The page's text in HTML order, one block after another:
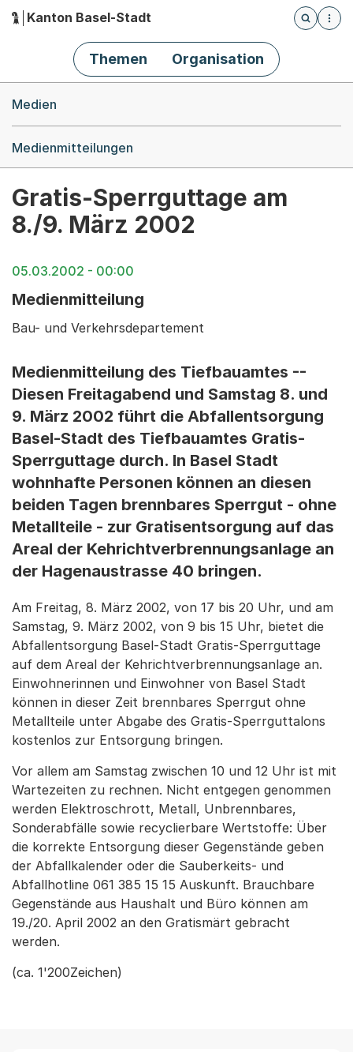
Hauptnavigation
Kanton Basel-Stadt
Öffnet
Themen Organisation
Medien
Medienmitteilungen
Gratis-Sperrguttage am
8./9. März 2002
05.03.2002 - 00:00
Medienmitteilung
Bau- und Verkehrsdepartement
Medienmitteilung des Tiefbauamtes --
Diesen Freitagabend und Samstag 8. und
9. März 2002 führt die Abfallentsorgung
Basel-Stadt des Tiefbauamtes Gratis-
Sperrguttage durch. In Basel Stadt
wohnhafte Personen können an diesen
beiden Tagen brennbares Sperrgut - ohne
Metallteile - zur Gratisentsorgung auf das
Areal der Kehrichtverbrennungsanlage an
der Hagenaustrasse 40 bringen.
Am Freitag, 8. März 2002, von 17 bis 20 Uhr, und am
Samstag, 9. März 2002, von 9 bis 15 Uhr, bietet die
Abfallentsorgung Basel-Stadt Gratis-Sperrguttage
auf dem Areal der Kehrichtverbrennungsanlage an.
Einwohnerinnen und Einwohner von Basel Stadt
können in dieser Zeit brennbares Sperrgut ohne
Metallteile unter Abgabe des Gratis-Sperrguttalons
kostenlos zur Entsorgung bringen.
Vor allem am Samstag zwischen 10 und 12 Uhr ist mit
Wartezeiten zu rechnen. Nicht entgegen genommen
werden Elektroschrott, Metall, Unbrennbares,
Sonderabfälle sowie recyclierbare Wertstoffe: Über
die korrekte Entsorgung dieser Gegenstände geben
der Abfallkalender oder die Sauberkeits- und
Abfallhotline 061 385 15 15 Auskunft. Brauchbare
Gegenstände aus Haushalt und Büro können am
19./20. April 2002 an den Gratismärt gebracht
werden.
(ca. 1'200Zeichen)